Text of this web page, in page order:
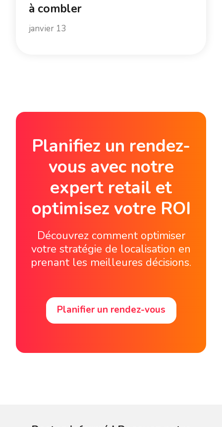
à combler
janvier 13
Planifiez un rendez-
vous avec notre
expert retail et
optimisez votre ROI
Découvrez comment optimiser
votre stratégie de localisation en
prenant les meilleures décisions.
Planifier un rendez-vous